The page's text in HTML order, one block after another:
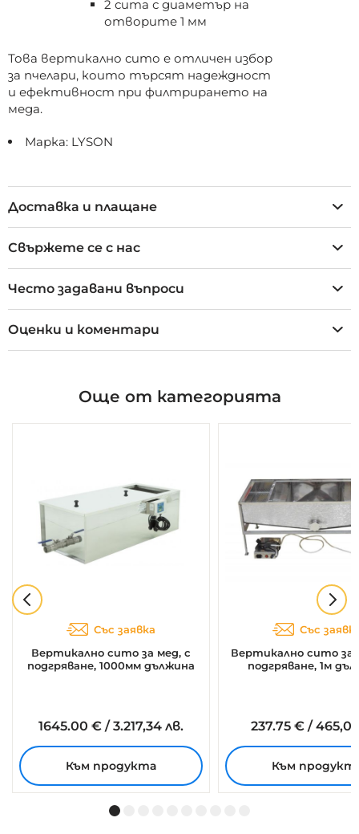
2 сита с диаметър на
отворите 1 мм
Това вертикално сито е отличен избор
за пчелари, които търсят надеждност
и ефективност при филтрирането на
меда.
Марка: LYSON
Доставка и плащане
Свържете се с нас
Често задавани въпроси
Оценки и коментари
Още от категорията
Със заявка
Вертикално сито за мед, с
подгряване, 1000мм дължина
1645.00 €/3.217,34 лв.
Към продукта
Със
Вертикално сито за
подгряване, 1м
237.75 € /
Към